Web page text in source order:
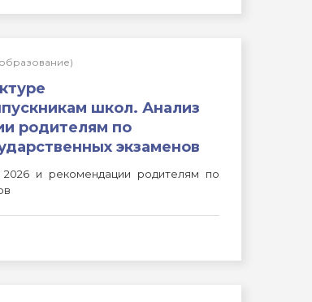
школ. Анализ
родителям по
экзаменов
и рекомендации родителям по